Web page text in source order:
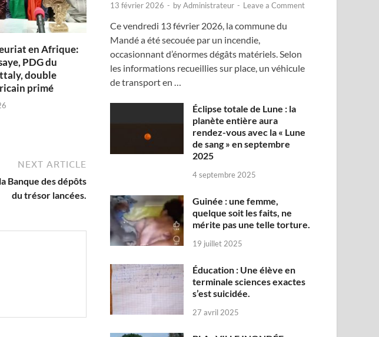
en Afrique:
PDG du
double
primé
NEXT ARTICLE
Banque des dépôts
du trésor lancées.
13 février 2026 - byAdministrateur - Leave a Comment
Ce vendredi 13 février 2026, la commune du
Mandé a été secouée par un incendie,
occasionnant d’énormes dégâts matériels. Selon
les informations recueillies sur place, un véhicule
de transport en …
Éclipse totale de Lune : la
planète entière aura
rendez-vous avec la « Lune
de sang » en septembre
2025
4 septembre 2025
Guinée : une femme,
quelque soit les faits, ne
mérite pas une telle torture.
19 juillet 2025
Éducation : Une élève en
terminale sciences exactes
s’est suicidée.
27 avril 2025